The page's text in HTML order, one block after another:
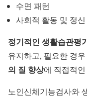
수면 패턴
사회적 활동 및 정
정기적인 생활습관평
유지하고, 필요한 경
의 질 향상에 직접적
노인신체기능검사와